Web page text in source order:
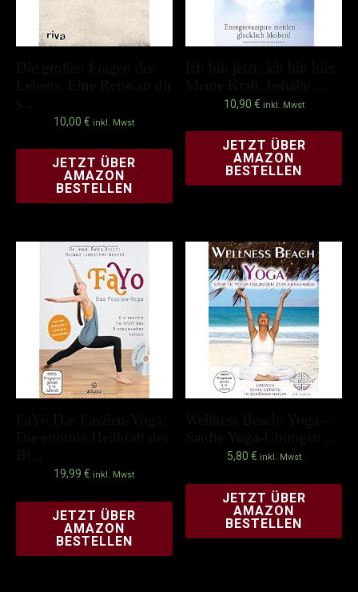
10,00€ inkl. Mwst
JETZT ÜBER
AMAZON
BESTELLEN
10,90 € inkl. Mwst
JETZT ÜBER
AMAZON
BESTELLEN
19,99€ inkl. Mwst
JETZT ÜBER
AMAZON
BESTELLEN
5,80 € inkl. Mwst
JETZT ÜBER
AMAZON
BESTELLEN